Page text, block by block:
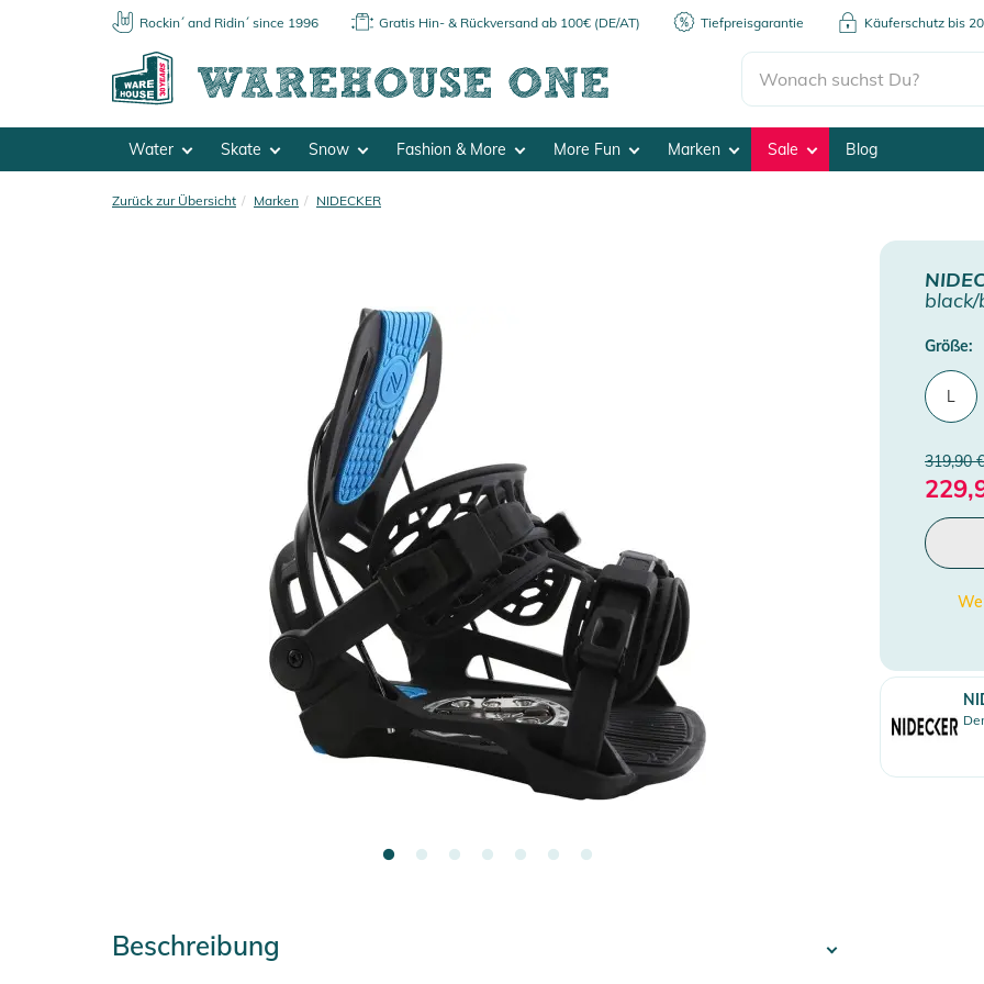
Rockin´ and Ridin´ since 1996 Gratis Hin- & Rückversand ab 100€ (DE/AT) Tiefpreisgarantie Käuferschutz bis
Water Skate Snow Fashion & More More Fun Marken Sale Blog
Zurück zur Übersicht Marken NIDECKER
black/
Größe:
L
319,90 €
Beschreibung